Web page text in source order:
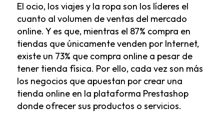
El ocio, los viajes y la ropa son los líderes el
cuanto al volumen de ventas del mercado
online. Y es que, mientras el 87% compra en
tiendas que únicamente venden por Internet,
existe un 73% que compra online a pesar de
tener tienda física. Por ello, cada vez son más
los negocios que apuestan por crear una
tienda online en la plataforma Prestashop
donde ofrecer sus productos o servicios.